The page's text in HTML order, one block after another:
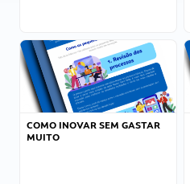
COMO INOVAR SEM GASTAR
MUITO